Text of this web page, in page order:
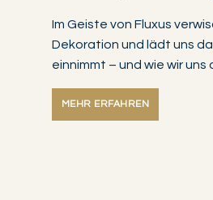
Im Geiste von Fluxus
Dekoration und lädt uns
einnimmt – und wie wir uns
MEHR ERFAHREN